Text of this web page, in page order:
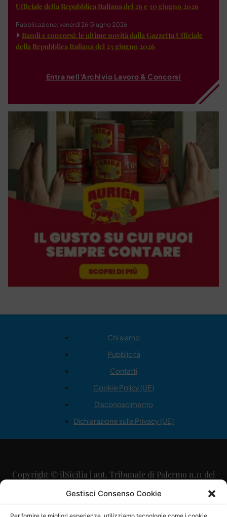
Gestisci Consenso Cookie
Ufficiale della Repubblica Italiana del 26 e 30 giugno 2026
Pubblicazione: venerdì 26 Giugno 2026
Bandi e concorsi: le ultime novità dalla Gazzetta Ufficiale
della Repubblica Italiana del 23 giugno 2026
Entra nell'Archivio Lavoro & Concorsi
Chi siamo
Pubblicità
Contatti
Cookie Policy (UE)
Disconoscimento
Dichiarazione sulla Privacy (UE)
Copyright © ilSicilia | aut. Tribunale di Palermo n.11 del
29/09/2015